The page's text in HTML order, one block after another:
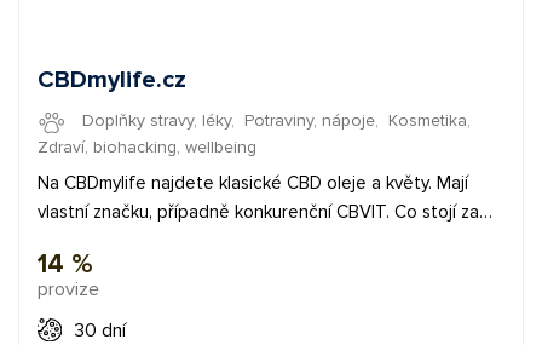
CBDmylife.cz
Doplňky stravy, léky, Potraviny, nápoje, Kosmetika,
Zdraví, biohacking, wellbeing
Na CBDmylife najdete klasické CBD oleje a květy. Mají
vlastní značku, případně konkurenční CBVIT. Co stojí za
bombóny, sprej, vaporizéry, náhradní cartridge nebo sety
pro vášnivé kuřáky. Určitě se podívejte i na CBD
moonrocky nebo IceRock. ✅ provizeaž 14 % ✅ konverzní
14 %
provize
30 dní